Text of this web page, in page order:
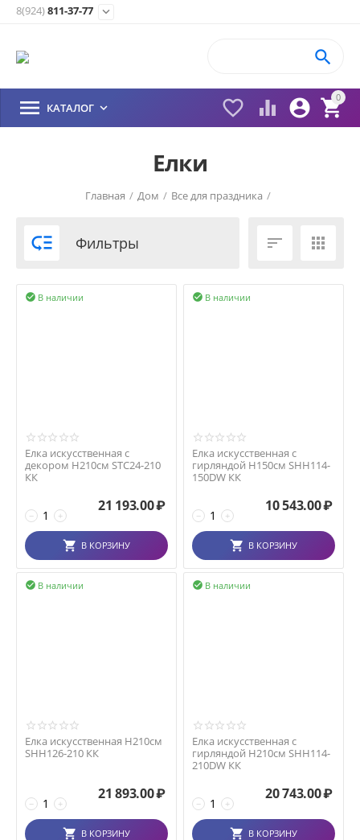
8(924)811-37-77 
0


 

 КАТАЛОГ 
Елки
Главная / Дом / Все для праздника /
 Фильтры  
В наличии

Елка искусственная с
декором H210см STC24-210
КК
+
−
21 193.00₽
В КОРЗИНУ
В наличии

Елка искусственная с
гирляндой H150см SHH114-
150DW КК
+
−
10 543.00₽
В КОРЗИНУ
В наличии

Елка искусственная H210см
SHH126-210 КК
+
−
21 893.00₽
В КОРЗИНУ
В наличии

Елка искусственная с
гирляндой H210см SHH114-
210DW КК
+
−
20 743.00₽
В КОРЗИНУ